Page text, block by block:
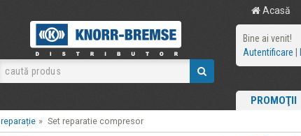
Acasă
Bine ai venit!
Autentificare
PROMOŢII
» Set reparatie compresor